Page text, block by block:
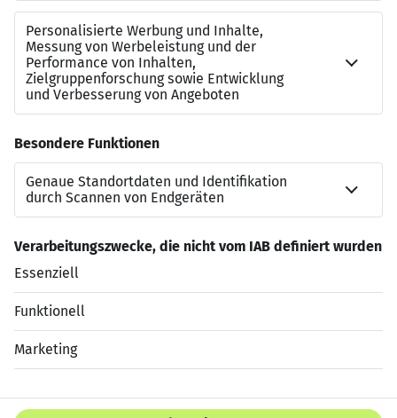
Frau Monika Franz
+49 251 7188-8780
bewerbung@brillux.de
Weseler Straße 401
http://www.brillux.de/arbeitgeber
Datenschutzerklärung